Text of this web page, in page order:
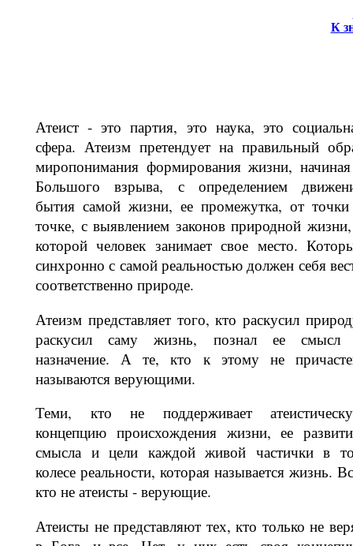
К
Атеист - это партия, это наука, это
сфера. Атеизм претендует на правильный
миропонимания фор­мирования жизни,
Большого взрыва, с определением
бытия самой жизни, ее промежутка, от
точке, с выявлением законов природной
которой человек занимает свое место.
синхронно с самой ре­альностью должен себя
соответ­ственно природе.
Атеизм представляет того, кто рас­кусил
раскусил саму жизнь, по­знал ее
назначение. А те, кто к этому не
называются ве­рующими.
Теми, кто не поддерживает
концепцию происхождения жиз­ни, ее
смысла и цели каждой живой частички в
колесе реаль­ности, которая называется жизнь.
кто не атеисты - верующие.
Атеисты не представляют тех, кто только не